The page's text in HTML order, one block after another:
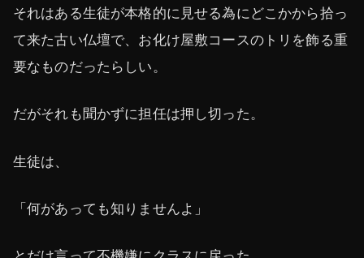
それはある生徒が本格的に見せる為にどこかから拾っ
て来た古い仏壇で、お化け屋敷コースのトリを飾る重
要なものだったらしい。
だがそれも聞かずに担任は押し切った。
生徒は、
「何があっても知りませんよ」